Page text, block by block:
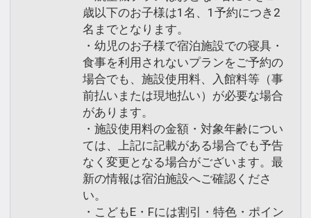
歳以下のお子様は1名、1予約につき2
名までとなります。
・幼児のお子様で宿泊施設での寝具・
食事を利用されないプランをご予約の
場合でも、施設使用料、入館料等（事
前払いまたは現地払い）が必要な場合
があります。
・施設使用料の金額・対象年齢につい
ては、上記に記載がある場合でも予告
なく変更となる場合がございます。最
新の情報は宿泊施設へご確認くださ
い。
・こどもE・Fには割引・特色・ポイン